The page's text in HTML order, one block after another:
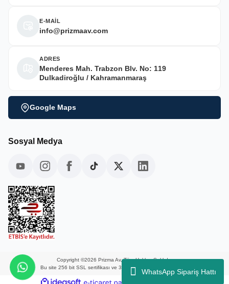
WhatsApp Sipariş Hattı
E-MAİL
info@prizmaav.com
ADRES
Menderes Mah. Trabzon Blv. No: 119
Dulkadiroğlu / Kahramanmaraş
Google Maps
Sosyal Medya
Copyright ©2026 Prizma Av, Tüm Hakları Saklıdır.
Bu site 256 bit SSL sertifikası ve 3D güvenlik ile korunmaktadır.
ideasoft